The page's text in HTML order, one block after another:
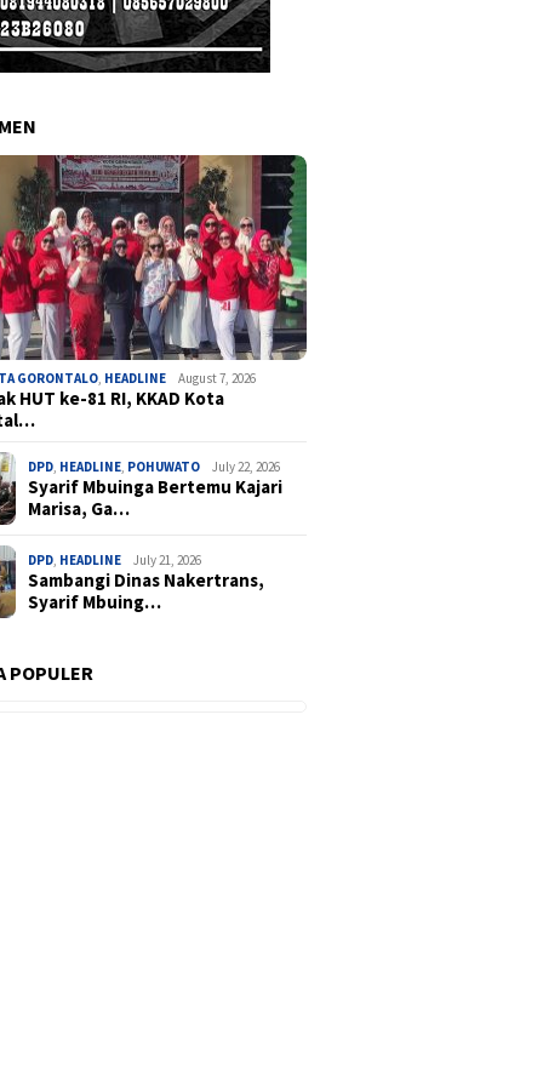
GORONTALO, HEADLINE August 7, 2026
HUT ke-81 RI, KKAD Kota
DPD, HEADLINE, POHUWATO July 22, 2026
Syarif Mbuinga Bertemu Kajari
Marisa, Ga…
DPD, HEADLINE July 21, 2026
Sambangi Dinas Nakertrans,
Syarif Mbuing…
POPULER